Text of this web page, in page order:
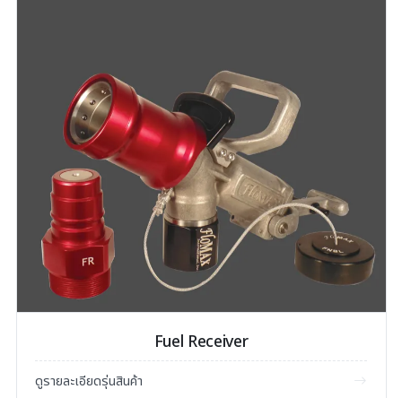
Fuel Receiver
ดูรายละเอียดรุ่นสินค้า